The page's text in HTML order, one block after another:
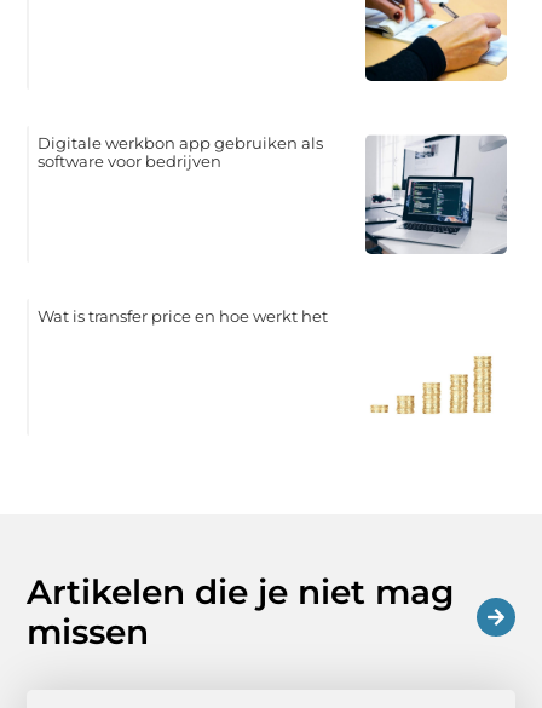
Digitale werkbon app gebruiken als
software voor bedrijven
Wat is transfer price en hoe werkt het
Artikelen die je niet mag
missen